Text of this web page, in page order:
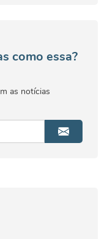
como essa?
as notícias